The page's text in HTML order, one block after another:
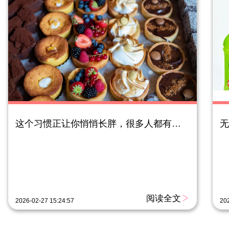
这个习惯正让你悄悄长胖，很多人都有！（不是吃和久坐）
2026-02-27 15:24:57 阅读全文